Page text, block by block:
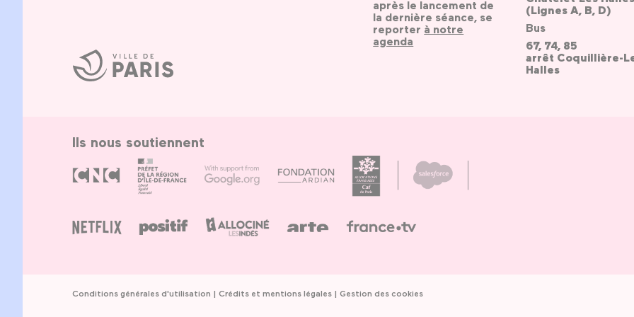
Ville
de
Paris
après le lancement de
la dernière séance, se
reporter à notre
agenda
(Lignes A, B, D)
Bus
67, 74, 85
arrêt Coquillière-
Halles
Ils nous soutiennent
Conditions générales d'utilisation Crédits et mentions légales Gestion des cookies